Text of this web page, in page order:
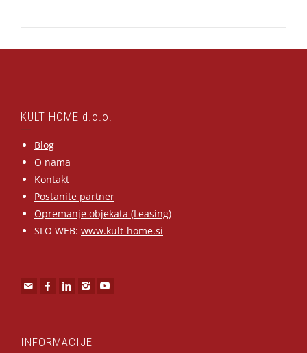
KULT HOME d.o.o.
Blog
O nama
Kontakt
Postanite partner
Opremanje objekata (Leasing)
SLO WEB: www.kult-home.si
INFORMACIJE